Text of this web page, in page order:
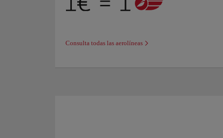
Consulta todas las aerolíneas